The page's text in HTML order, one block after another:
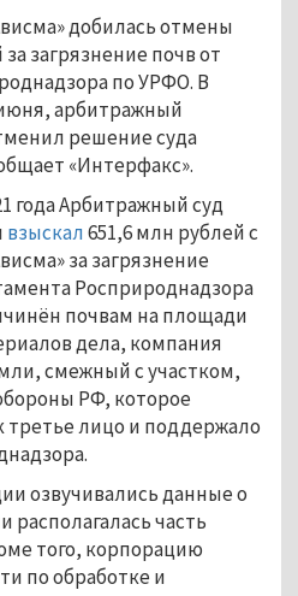
добилась отмены
загрязнение почв от
по УРФО. В
арбитражный
решение суда
«Интерфакс».
года Арбитражный суд
взыскал651,6 млн рублей с
за загрязнение
Росприроднадзора
почвам на площади
дела, компания
смежный с участком,
РФ, которое
третье лицо и поддержало
озвучивались данные о
располагалась часть
того, корпорацию
по обработке и